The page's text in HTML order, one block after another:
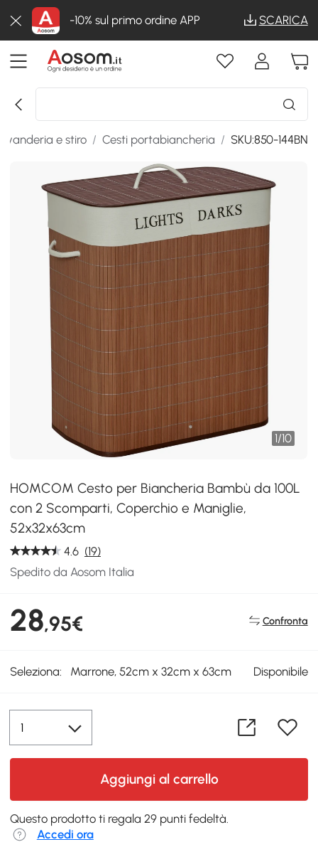
-10% sul primo ordine APP SCARICA
e stiro / Cesti portabiancheria / SKU:850-144BN
1/10
HOMCOM Cesto per Biancheria Bambù da 100L
con 2 Scomparti, Coperchio e Maniglie,
52x32x63cm
4.6 (19)
Spedito da Aosom Italia
28,95€ Confronta
Seleziona: Marrone, 52cm x 32cm x 63cm Disponibile
Aggiungi al carrello
Questo prodotto ti regala 29 punti fedeltà.
Accedi ora